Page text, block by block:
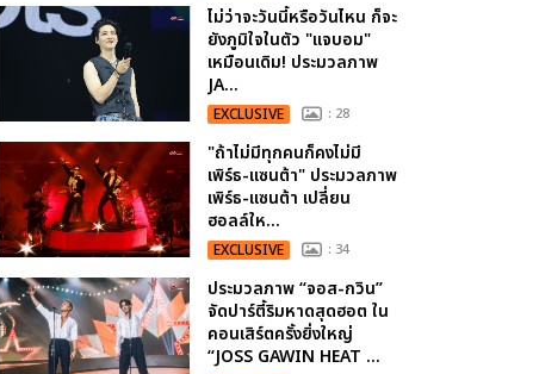
ไม่ว่าจะวันนี้หรือวันไหน ก็จะ
ยังภูมิใจในตัว "แจบอม"
เหมือนเดิม! ประมวลภาพ
JA...
EXCLUSIVE : 28
"ถ้าไม่มีทุกคนก็คงไม่มี
เพิร์ธ-แซนต้า" ประมวลภาพ
เพิร์ธ-แซนต้า เปลี่ยน
ฮอลล์ให...
EXCLUSIVE : 34
ประมวลภาพ “จอส-กวิน”
จัดปาร์ตี้ริมหาดสุดฮอต ใน
คอนเสิร์ตครั้งยิ่งใหญ่
“JOSS GAWIN HEAT ...